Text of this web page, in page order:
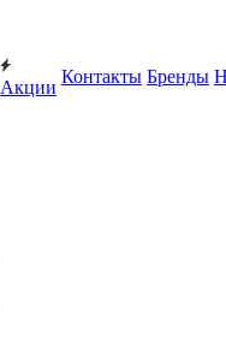
Акции
Контакты Бренды